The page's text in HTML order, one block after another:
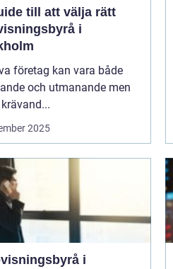
till att välja rätt
i
företag kan vara både
och utmanande men
2025
i